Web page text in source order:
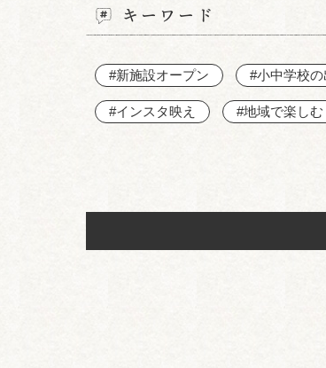
キーワード
#新施設オープン #小中学校
#インスタ映え #地域で楽しむ